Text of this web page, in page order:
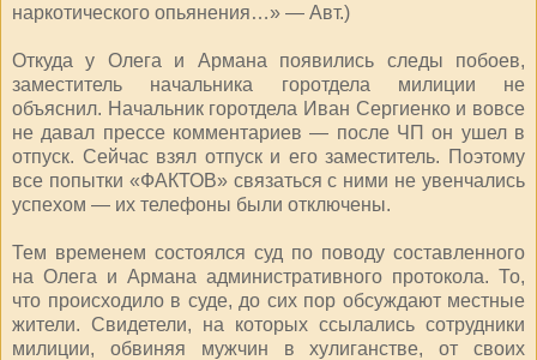
наркотического опьянения…» — Авт.)
Откуда у Олега и Армана появились следы побоев,
заместитель начальника горотдела милиции не
объяснил. Начальник горотдела Иван Сергиенко и вовсе
не давал прессе комментариев — после ЧП он ушел в
отпуск. Сейчас взял отпуск и его заместитель. Поэтому
все попытки «ФАКТОВ» связаться с ними не увенчались
успехом — их телефоны были отключены.
Тем временем состоялся суд по поводу составленного
на Олега и Армана административного протокола. То,
что происходило в суде, до сих пор обсуждают местные
жители. Свидетели, на которых ссылались сотрудники
милиции, обвиняя мужчин в хулиганстве, от своих